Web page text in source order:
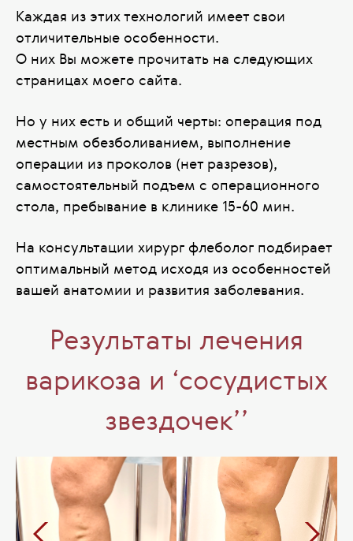
Каждая из этих технологий имеет свои
отличительные особенности.
О них Вы можете прочитать на следующих
страницах моего сайта.
Но у них есть и общий черты: операция под
местным обезболиванием, выполнение
операции из проколов (нет разрезов),
самостоятельный подъем с операционного
стола, пребывание в клинике 15-60 мин.
На консультации хирург флеболог подбирает
оптимальный метод исходя из особенностей
вашей анатомии и развития заболевания.
Результаты лечения
варикоза и ‘сосудистых
звездочек’’